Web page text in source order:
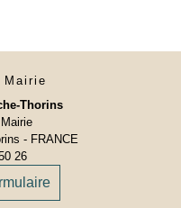
Mairie
Thorins
- FRANCE
26